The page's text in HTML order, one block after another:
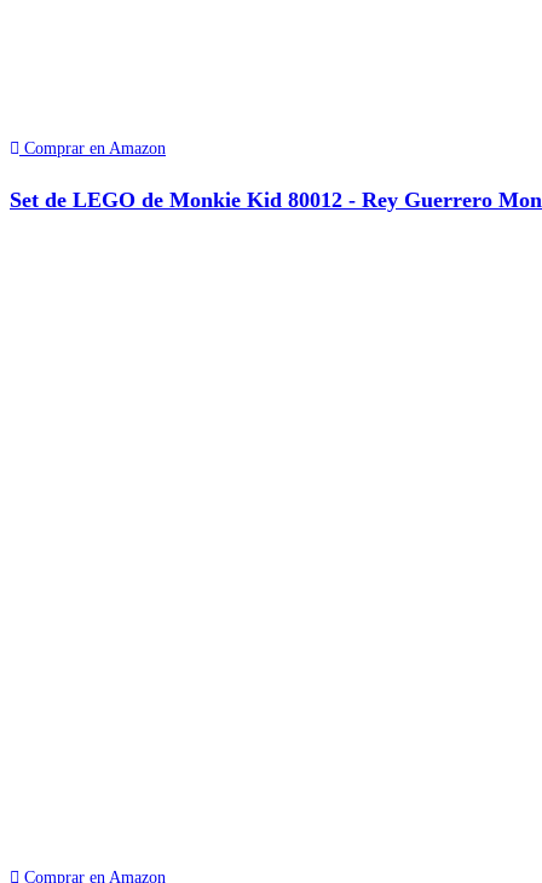
Comprar en Amazon
Set de LEGO de Monkie Kid 80012 - Rey Guerrero
Comprar en Amazon